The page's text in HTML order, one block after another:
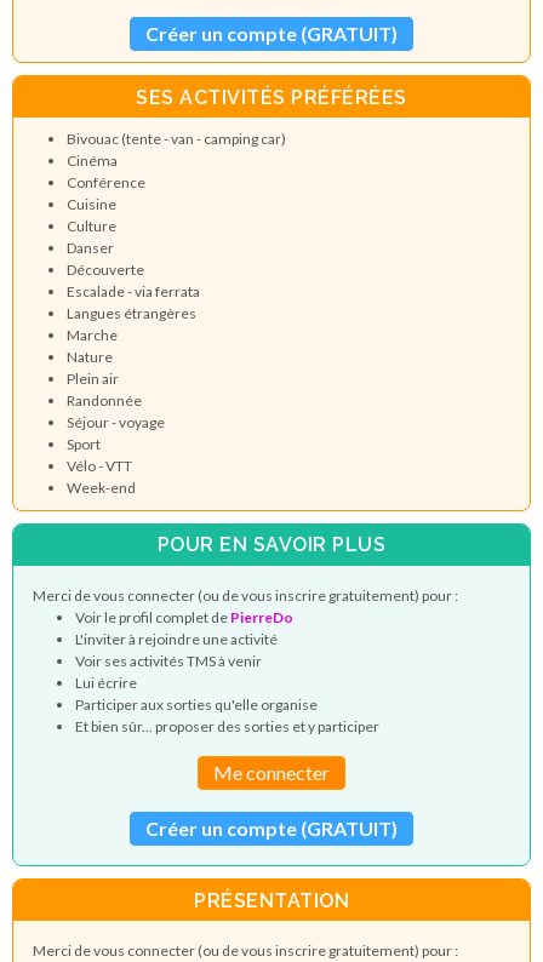
Créer un compte (GRATUIT)
SES ACTIVITÉS PRÉFÉRÉES
Bivouac (tente - van - camping car)
Cinéma
Conférence
Cuisine
Culture
Danser
Découverte
Escalade - via ferrata
Langues étrangères
Marche
Nature
Plein air
Randonnée
Séjour - voyage
Sport
Vélo - VTT
Week-end
POUR EN SAVOIR PLUS
Merci de vous connecter (ou de vous inscrire gratuitement) pour :
Voir le profil complet de PierreDo
L'inviter à rejoindre une activité
Voir ses activités TMS à venir
Lui écrire
Participer aux sorties qu'elle organise
Et bien sûr... proposer des sorties et y participer
Me connecter
Créer un compte (GRATUIT)
PRÉSENTATION
Merci de vous connecter (ou de vous inscrire gratuitement) pour :